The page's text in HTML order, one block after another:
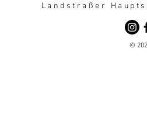
Landstraßer
©